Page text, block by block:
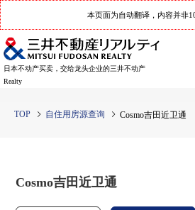
本页面为自动翻译，内容并非
日本不动产买卖，交给龙头企业的三井不动产
Realty
TOP 自住用房源查询 Cosmo吉田近卫通
Cosmo吉田近卫通